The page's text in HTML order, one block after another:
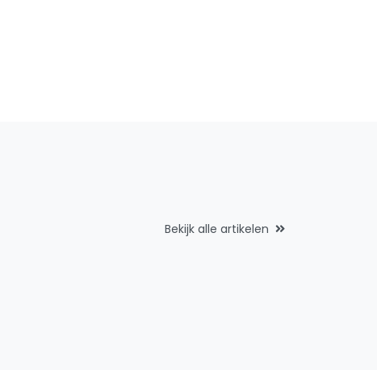
Bekijk alle artikelen